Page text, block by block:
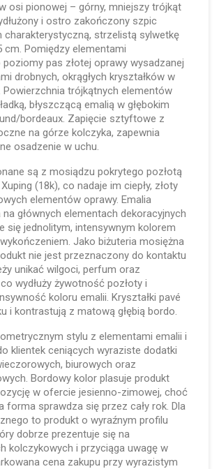
osi pionowej – górny, mniejszy trójkąt
i ostro zakończony szpic
charakterystyczną, strzelistą sylwetkę
cm. Pomiędzy elementami
pas złotej oprawy wysadzanej
drobnych, okrągłych kryształków w
Powierzchnia trójkątnych elementów
błyszczącą emalią w głębokim
bordeaux. Zapięcie sztyftowe z
na górze kolczyka, zapewnia
osadzenie w uchu.
są z mosiądzu pokrytego pozłotą
(18k), co nadaje im ciepły, złoty
elementów oprawy. Emalia
głównych elementach dekoracyjnych
się jednolitym, intensywnym kolorem
Jako biżuteria mosiężna
nie jest przeznaczony do kontaktu
unikać wilgoci, perfum oraz
wydłuży żywotność pozłoty i
koloru emalii. Kryształki pavé
i kontrastują z matową głębią bordo.
stylu z elementami emalii i
klientek ceniących wyraziste dodatki
biurowych oraz
Bordowy kolor plasuje produkt
w ofercie jesienno-zimowej, choć
forma sprawdza się przez cały rok. Dla
to produkt o wyraźnym profilu
dobrze prezentuje się na
kolczykowych i przyciąga uwagę w
cena zakupu przy wyrazistym